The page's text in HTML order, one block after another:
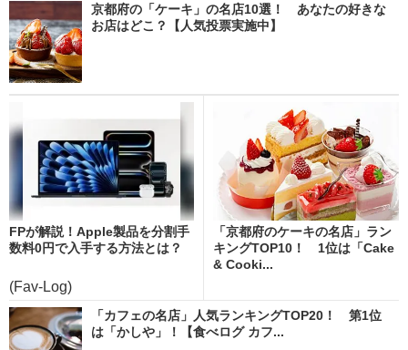
京都府の「ケーキ」の名店10選！ あなたの好きな
お店はどこ？【人気投票実施中】
FPが解説！Apple製品を分割手
数料0円で入手する方法とは？
(Fav-Log)
「京都府のケーキの名店」ラン
キングTOP10！ 1位は「Cake
& Cooki...
「カフェの名店」人気ランキングTOP20！ 第1位
は「かしや」！【食べログ カフ...